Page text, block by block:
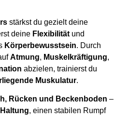
stärkst du gezielt deine
deine Flexibilität und
Körperbewusstsein. Durch
Atmung, Muskelkräftigung,
abzielen, trainierst du
Muskulatur.
Rücken und Beckenboden –
, einen stabilen Rumpf